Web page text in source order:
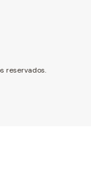
reservados.